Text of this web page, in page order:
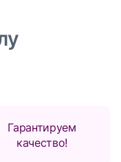
Гарантируем
качество!